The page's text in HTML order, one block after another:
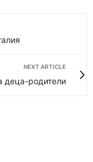
NEXT ARTICLE
деца-родители